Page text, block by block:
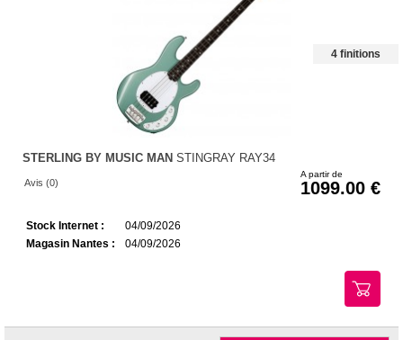
4 finitions
STERLING BY MUSIC MAN STINGRAY RAY34
Avis (0)
A partir de
1099.00
Stock Internet :
04/09/2026
Magasin Nantes :
04/09/2026